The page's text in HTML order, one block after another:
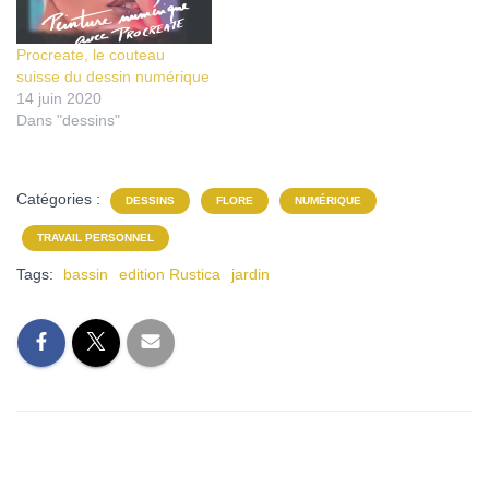
Procreate, le couteau
suisse du dessin numérique
14 juin 2020
Dans "dessins"
Catégories : DESSINS FLORE NUMÉRIQUE
TRAVAIL PERSONNEL
Tags: bassin edition Rustica jardin